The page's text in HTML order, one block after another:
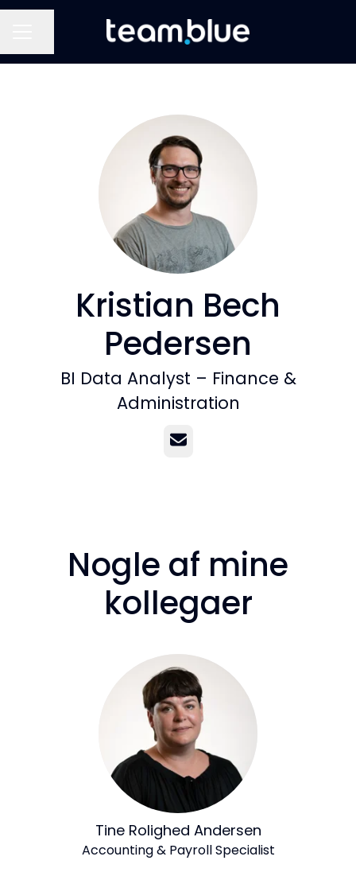
Kristian Bech
Pedersen
BI Data Analyst – Finance &
Administration
E-mail
Nogle af mine
kollegaer
Tine Rolighed Andersen
Accounting & Payroll Specialist